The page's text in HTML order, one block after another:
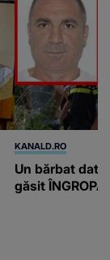
KANALD.RO
Un bărbat dat
găsit